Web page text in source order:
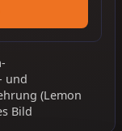
und
(Lemon
Bild